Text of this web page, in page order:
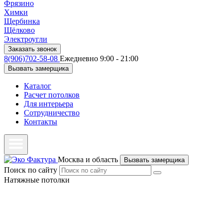
Фрязино
Химки
Щербинка
Щёлково
Электроугли
Заказать звонок
8(906)702-58-08 Ежедневно 9:00 - 21:00
Вызвать замерщика
Каталог
Расчет потолков
Для интерьера
Сотрудничество
Контакты
Москва и область Вызвать замерщика
Поиск по сайту
Натяжные потолки